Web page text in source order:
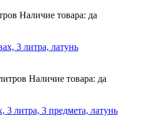
Наличие товара: да
Наличие товара: да